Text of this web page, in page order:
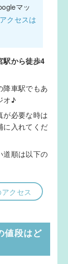
マッ
クセスは
駅から徒歩4
降車駅でもあ
オ♪
が必要な時は
に入れてくだ
道順は以下の
クセス
値段はど